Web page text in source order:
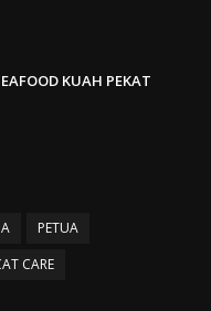
KUAH PEKAT
PETUA
CARE